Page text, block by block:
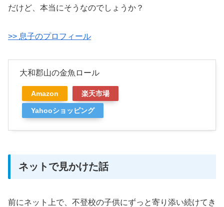
だけど、本当にそうなのでしょうか？
>> 息子のプロフィール
大和郡山の金魚ロール
Amazon 楽天市場
Yahooショッピング
ネットで見かけた話
前にネット上で、不登校の子供にずっと寄り添い続けてき